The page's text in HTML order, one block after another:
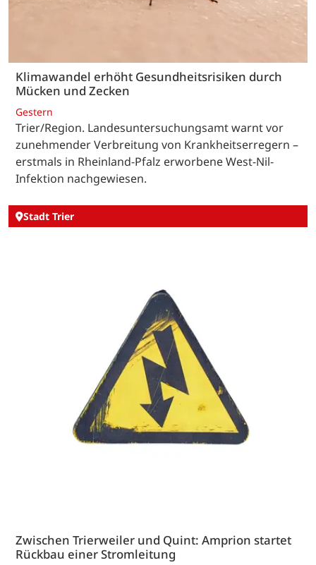
Klimawandel erhöht Gesundheitsrisiken durch
Mücken und Zecken
Gestern
Trier/Region. Landesuntersuchungsamt warnt vor
zunehmender Verbreitung von Krankheitserregern –
erstmals in Rheinland-Pfalz erworbene West-Nil-
Infektion nachgewiesen.
Stadt Trier
Zwischen Trierweiler und Quint: Amprion startet
Rückbau einer Stromleitung